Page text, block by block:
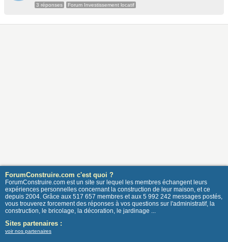
3 réponses Forum Investissement locatif
ForumConstruire.com c'est quoi ?
ForumConstruire.com est un site sur lequel les membres échangent leurs
expériences personnelles concernant la construction de leur maison, et ce
depuis 2004. Grâce aux 517 657 membres et aux 5 992 242 messages postés,
vous trouverez forcement des réponses à vos questions sur l'administratif, la
construction, le bricolage, la décoration, le jardinage ...
Sites partenaires :
voir nos partenaires